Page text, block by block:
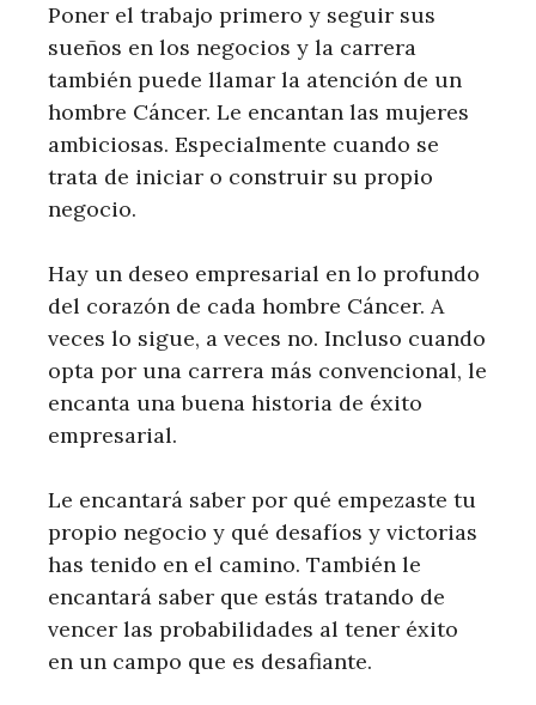
Poner el trabajo primero y seguir sus
sueños en los negocios y la carrera
también puede llamar la atención de un
hombre Cáncer. Le encantan las mujeres
ambiciosas. Especialmente cuando se
trata de iniciar o construir su propio
negocio.
Hay un deseo empresarial en lo profundo
del corazón de cada hombre Cáncer. A
veces lo sigue, a veces no. Incluso cuando
opta por una carrera más convencional, le
encanta una buena historia de éxito
empresarial.
Le encantará saber por qué empezaste tu
propio negocio y qué desafíos y victorias
has tenido en el camino. También le
encantará saber que estás tratando de
vencer las probabilidades al tener éxito
en un campo que es desafiante.